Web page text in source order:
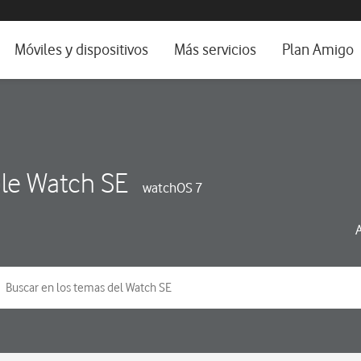
e idioma
Móviles y dispositivos Más servicios Plan Amigo
Watch SE watchOS 7